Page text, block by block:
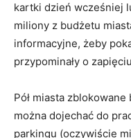
kartki dzień wcześniej
miliony z budżetu
informacyjne, żeby
przypominały o
Pół miasta
można dojechać do
parkingu (oczywiście